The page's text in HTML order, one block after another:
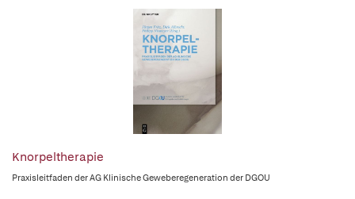
Knorpeltherapie
Praxisleitfaden der AG Klinische Geweberegeneration der DGOU